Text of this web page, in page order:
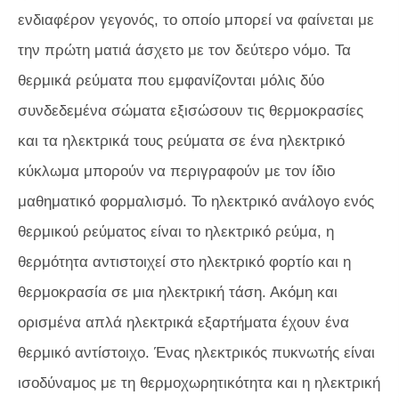
ενδιαφέρον γεγονός, το οποίο μπορεί να φαίνεται με
την πρώτη ματιά άσχετο με τον δεύτερο νόμο. Τα
θερμικά ρεύματα που εμφανίζονται μόλις δύο
συνδεδεμένα σώματα εξισώσουν τις θερμοκρασίες
και τα ηλεκτρικά τους ρεύματα σε ένα ηλεκτρικό
κύκλωμα μπορούν να περιγραφούν με τον ίδιο
μαθηματικό φορμαλισμό. Το ηλεκτρικό ανάλογο ενός
θερμικού ρεύματος είναι το ηλεκτρικό ρεύμα, η
θερμότητα αντιστοιχεί στο ηλεκτρικό φορτίο και η
θερμοκρασία σε μια ηλεκτρική τάση. Ακόμη και
ορισμένα απλά ηλεκτρικά εξαρτήματα έχουν ένα
θερμικό αντίστοιχο. Ένας ηλεκτρικός πυκνωτής είναι
ισοδύναμος με τη θερμοχωρητικότητα και η ηλεκτρική